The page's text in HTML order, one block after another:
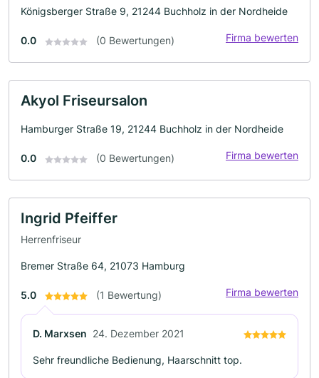
Königsberger Straße 9, 21244 Buchholz in der Nordheide
0.0 (0 Bewertungen) Firma bewerten
Akyol Friseursalon
Hamburger Straße 19, 21244 Buchholz in der Nordheide
0.0 (0 Bewertungen) Firma bewerten
Ingrid Pfeiffer
Herrenfriseur
Bremer Straße 64, 21073 Hamburg
5.0 (1 Bewertung) Firma bewerten
D. Marxsen 24. Dezember 2021
Sehr freundliche Bedienung, Haarschnitt top.